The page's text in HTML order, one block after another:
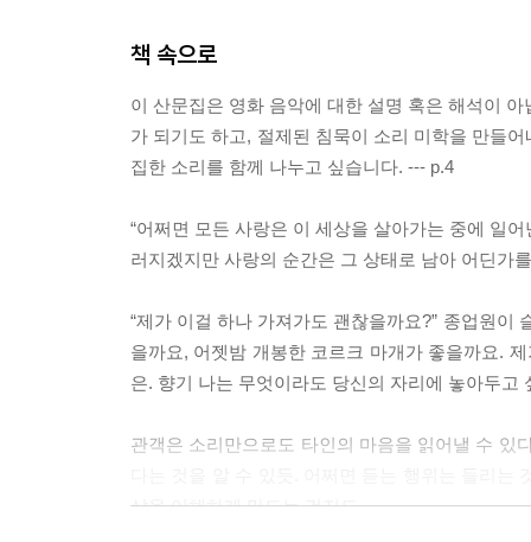
책 속으로
이 산문집은 영화 음악에 대한 설명 혹은 해석이
가 되기도 하고, 절제된 침묵이 소리 미학을 만들
집한 소리를 함께 나누고 싶습니다. --- p.4
“어쩌면 모든 사랑은 이 세상을 살아가는 중에 일
러지겠지만 사랑의 순간은 그 상태로 남아 어딘가
“제가 이걸 하나 가져가도 괜찮을까요?” 종업원
을까요, 어젯밤 개봉한 코르크 마개가 좋을까요.
은. 향기 나는 무엇이라도 당신의 자리에 놓아두고
관객은 소리만으로도 타인의 마음을 읽어낼 수 있
삶을 이해하게 만드는 건지도.